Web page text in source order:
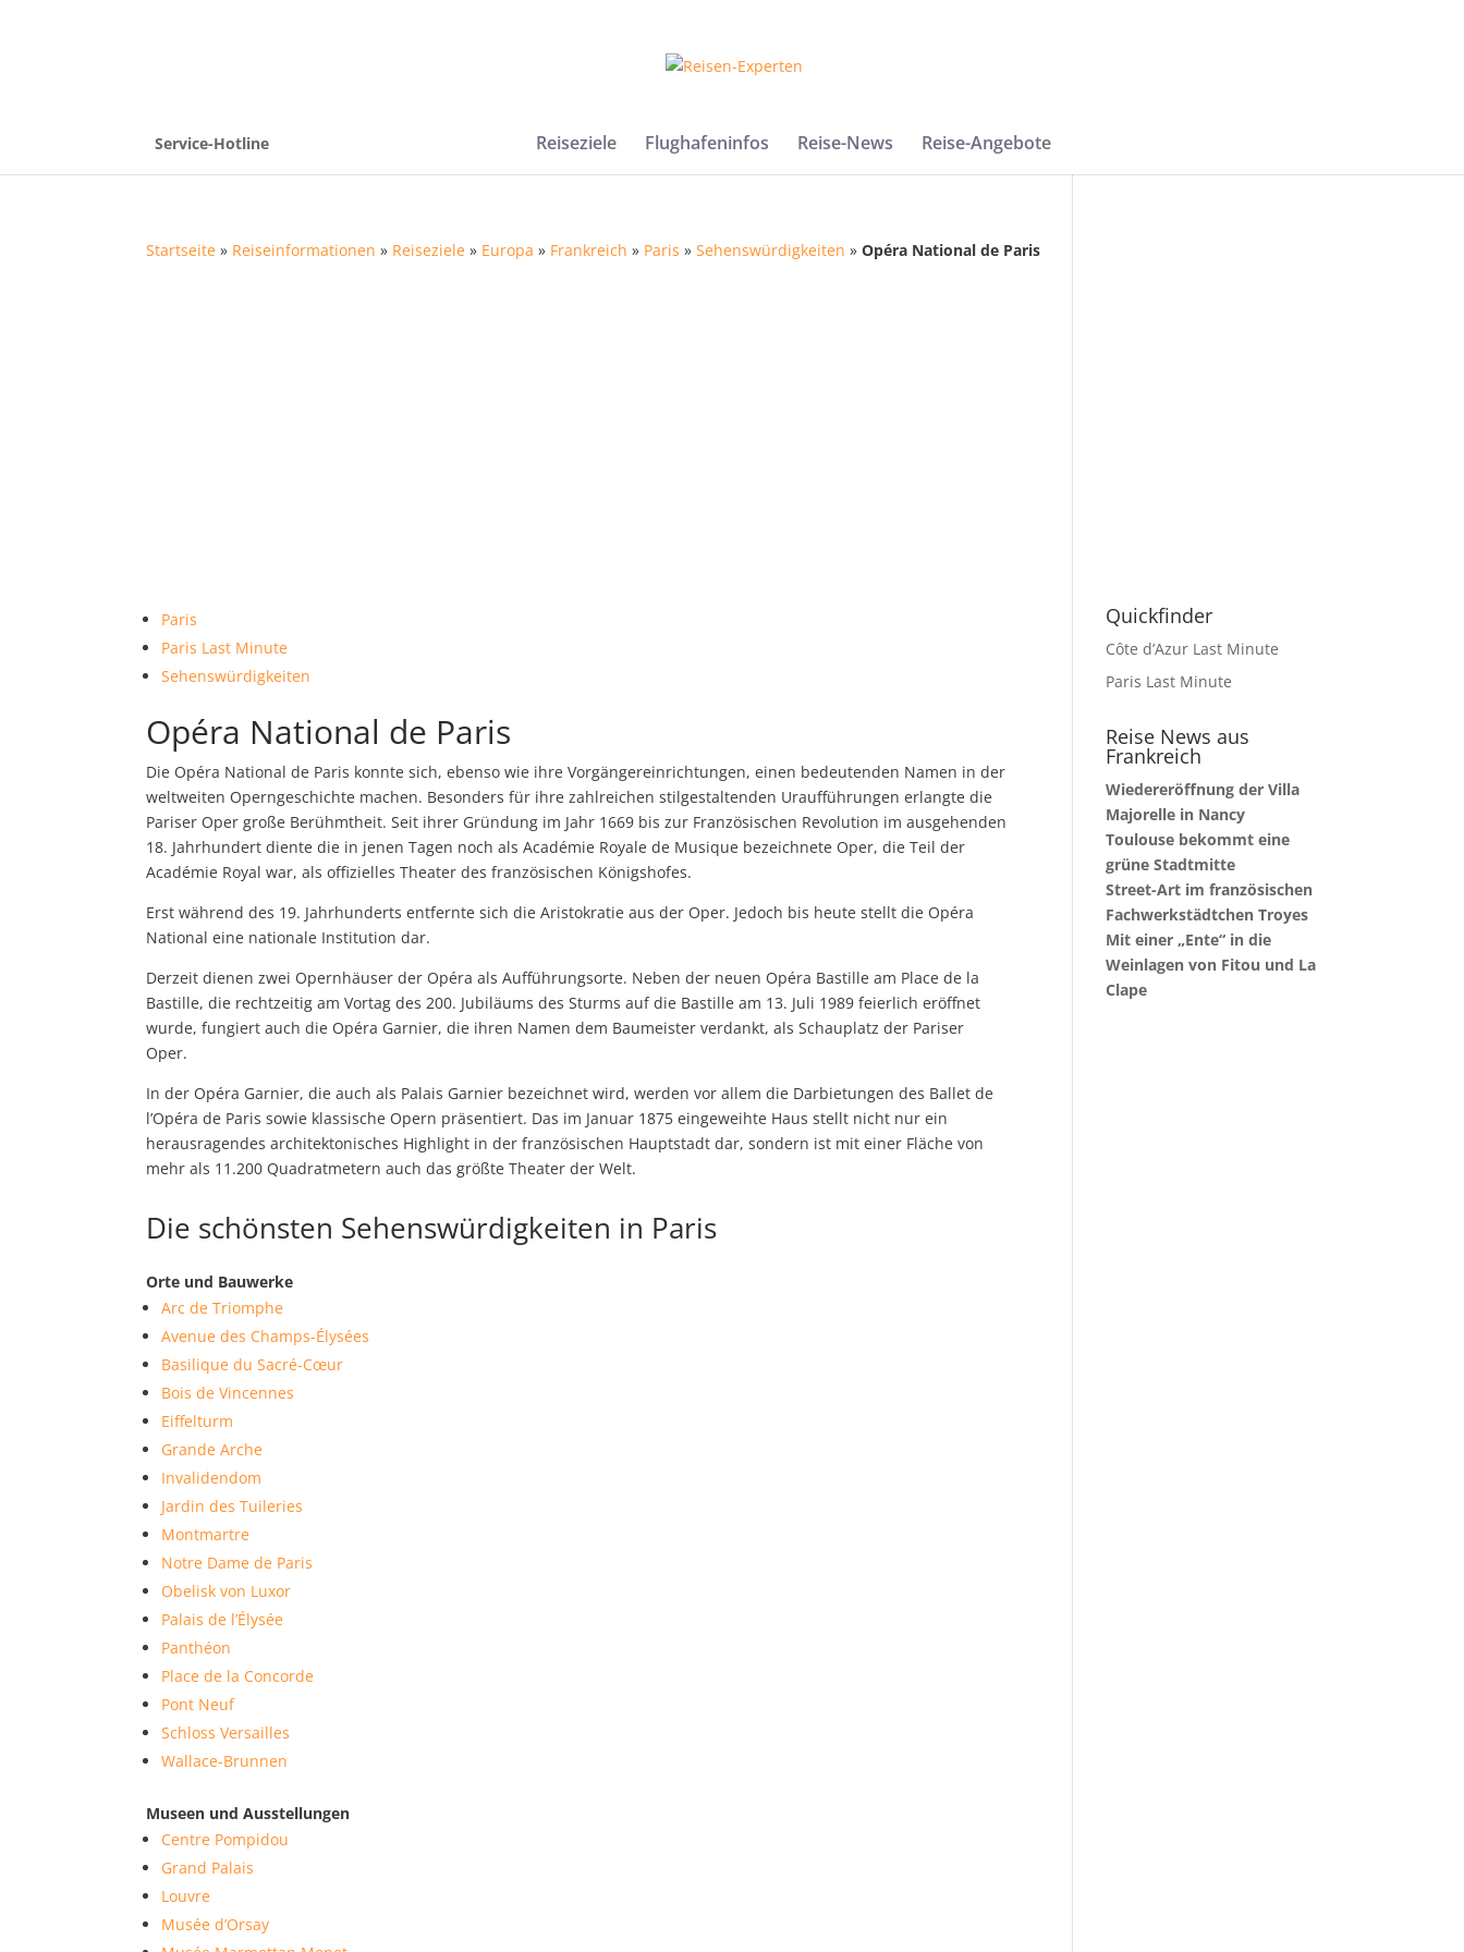
Service-Hotline Reiseziele Flughafeninfos Reise-News Reise-Angebote
Startseite » Reiseinformationen » Reiseziele » Europa » Frankreich » Paris »Sehenswürdigkeiten »Opéra National de Paris
Paris
Paris Last Minute
Sehenswürdigkeiten
Opéra National de Paris
Die Opéra National de Paris konnte sich, ebenso wie ihre Vorgängereinrichtungen, einen bedeutenden Namen in der
weltweiten Operngeschichte machen. Besonders für ihre zahlreichen stilgestaltenden Uraufführungen erlangte die
Pariser Oper große Berühmtheit. Seit ihrer Gründung im Jahr 1669 bis zur Französischen Revolution im ausgehenden
18. Jahrhundert diente die in jenen Tagen noch als Académie Royale de Musique bezeichnete Oper, die Teil der
Académie Royal war, als offizielles Theater des französischen Königshofes.
Erst während des 19. Jahrhunderts entfernte sich die Aristokratie aus der Oper. Jedoch bis heute stellt die Opéra
National eine nationale Institution dar.
Derzeit dienen zwei Opernhäuser der Opéra als Aufführungsorte. Neben der neuen Opéra Bastille am Place de la
Bastille, die rechtzeitig am Vortag des 200. Jubiläums des Sturms auf die Bastille am 13. Juli 1989 feierlich eröffnet
wurde, fungiert auch die Opéra Garnier, die ihren Namen dem Baumeister verdankt, als Schauplatz der Pariser
Oper.
In der Opéra Garnier, die auch als Palais Garnier bezeichnet wird, werden vor allem die Darbietungen des Ballet de
l’Opéra de Paris sowie klassische Opern präsentiert. Das im Januar 1875 eingeweihte Haus stellt nicht nur ein
herausragendes architektonisches Highlight in der französischen Hauptstadt dar, sondern ist mit einer Fläche von
mehr als 11.200 Quadratmetern auch das größte Theater der Welt.
Die schönsten Sehenswürdigkeiten in Paris
Orte und Bauwerke
Arc de Triomphe
Avenue des Champs-Élysées
Basilique du Sacré-Cœur
Bois de Vincennes
Eiffelturm
Grande Arche
Invalidendom
Jardin des Tuileries
Montmartre
Notre Dame de Paris
Obelisk von Luxor
Palais de l’Élysée
Panthéon
Place de la Concorde
Pont Neuf
Schloss Versailles
Wallace-Brunnen
Museen und Ausstellungen
Centre Pompidou
Grand Palais
Louvre
Musée d’Orsay
Quickfinder
Côte d’Azur Last Minute
Paris Last Minute
Reise News aus
Frankreich
Wiedereröffnung der Villa
Majorelle in Nancy
Toulouse bekommt eine
grüne Stadtmitte
Street-Art im französischen
Fachwerkstädtchen Troyes
Mit einer „Ente“ in die
Weinlagen von Fitou und La
Clape